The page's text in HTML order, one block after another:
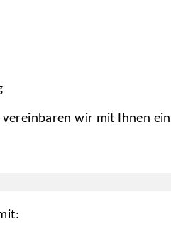
wir mit Ihnen